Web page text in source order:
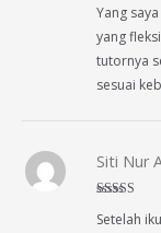
of 5
Yang
yang
tutornya
sesuai
of 5
Siti Nur
Setelah